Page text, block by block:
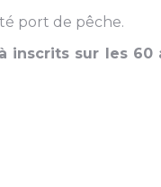
port de pêche.
inscrits sur les